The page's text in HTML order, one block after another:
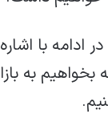
ادامه با
بخواهیم به